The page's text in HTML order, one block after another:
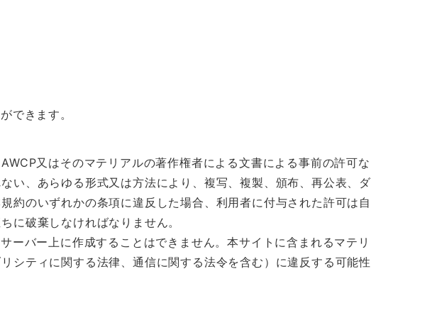
できます。
又はそのマテリアルの著作権者による文書による事前の許可な
い、あらゆる形式又は方法により、複写、複製、頒布、再公表、ダ
約のいずれかの条項に違反した場合、利用者に付与された許可は自
に破棄しなければなりません。
ーバー上に作成することはできません。本サイトに含まれるマテリ
シティに関する法律、通信に関する法令を含む）に違反する可能性